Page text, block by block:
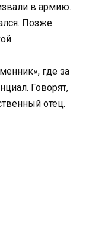
в армию.
Позже
где за
Говорят,
отец.